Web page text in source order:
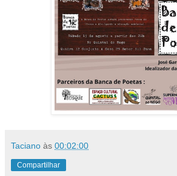
Taciano às 00:02:00
Compartilhar